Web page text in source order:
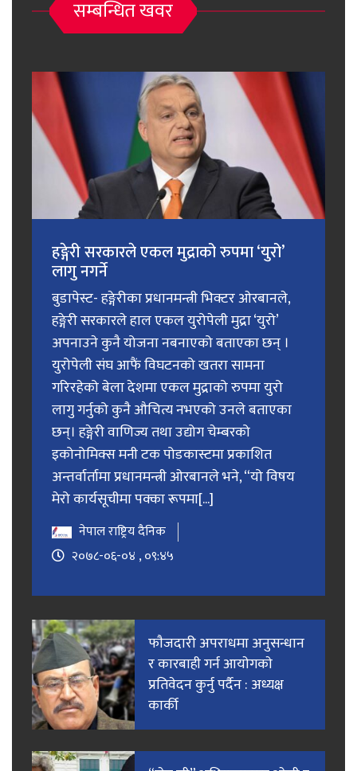
सम्बन्धित खवर
हङ्गेरी सरकारले एकल मुद्राको रुपमा ‘युरो’
लागु नगर्ने
बुडापेस्ट- हङ्गेरीका प्रधानमन्त्री भिक्टर ओरबानले,
हङ्गेरी सरकारले हाल एकल युरोपेली मुद्रा ‘युरो’
अपनाउने कुनै योजना नबनाएको बताएका छन् ।
युरोपेली संघ आफैं विघटनको खतरा सामना
गरिरहेको बेला देशमा एकल मुद्राको रुपमा युरो
लागु गर्नुको कुनै औचित्य नभएको उनले बताएका
छन्। हङ्गेरी वाणिज्य तथा उद्योग चेम्बरको
इकोनोमिक्स मनी टक पोडकास्टमा प्रकाशित
अन्तर्वार्तामा प्रधानमन्त्री ओरबानले भने, “यो विषय
मेरो कार्यसूचीमा पक्का रूपमा[...]
नेपाल राष्ट्रिय दैनिक
२०७८-०६-०४ , ०९:४५
फाैजदारी अपराधमा अनुसन्धान
र कारबाही गर्न आयाेगकाे
प्रतिवेदन कुर्नु पर्दैन : अध्यक्ष
कार्की